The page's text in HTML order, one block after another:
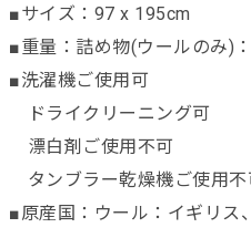
■サイズ：97 x 195cm
■重量：詰め物(ウールのみ)
■洗濯機ご使用可
ドライクリーニング可
漂白剤ご使用不可
タンブラー乾燥機ご使用不
■原産国：ウール：イギリス